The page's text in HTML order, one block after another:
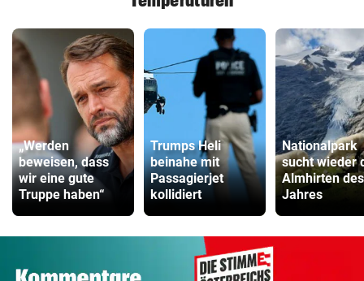
„Werden
beweisen, dass
wir eine gute
Truppe haben“
Trumps Heli
beinahe mit
Passagierjet
kollidiert
Nationalpark
sucht wieder
Almhirten des
Jahres